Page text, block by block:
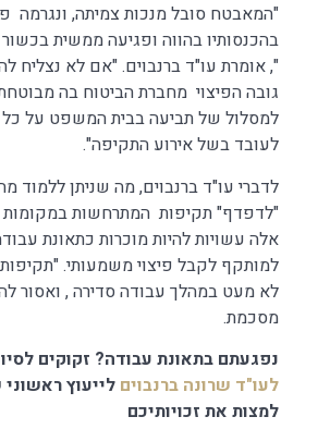
"המאבטח סובל מנכות צמיתה, ונגרמה
בהכנסותיו בהווה ופגיעה ממשית
", אומרת עו"ד ברנבוים. "אם לא נצליח
גובה הפיצוי מחברת הביטוח בה
למסלול של תביעה בבית המשפט על כל
לעובד בשל אירוע התקיפה".
לדברי עו"ד ברנבוים, מה שניתן ללמוד
"לדפדף" תקיפות המתרחשות במקומות
אלה עשויות להיות מוכרות כתאונת
למותקף לקבל פיצוי משמעותי.
לא מעט במהלך עבודה סדירה , ואסור
מסכמת.
נפגעתם בתאונת עבודה? זקוקים
לעו"ד שרונה ברנבוים לייעוץ
למצות את זכויותיכם